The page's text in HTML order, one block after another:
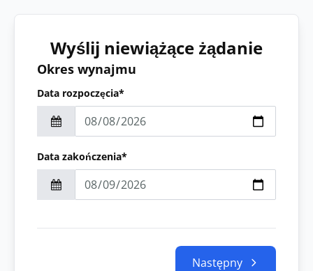
Wyślij niewiążące żądanie
Okres wynajmu
Data rozpoczęcia*
Data zakończenia*
Następny